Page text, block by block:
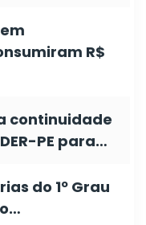
R$
continuidade
PE para…
do 1º Grau